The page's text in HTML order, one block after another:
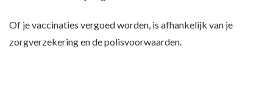
Of je vaccinaties vergoed worden, is afhankelijk van je
zorgverzekering en de polisvoorwaarden.